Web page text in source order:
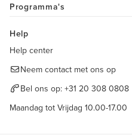
Programma's
Help
Help center
Neem contact met ons op
Bel ons op: +31 20 308 0808
Maandag tot Vrijdag 10.00-17.00